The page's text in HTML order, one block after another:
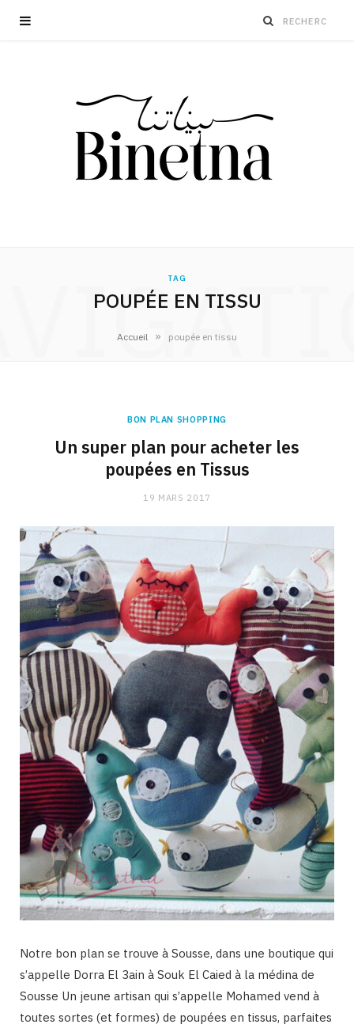
TAG
POUPÉE EN TISSU
Accueil » poupée en tissu
BON PLAN SHOPPING
Un super plan pour acheter les
poupées en Tissus
19 MARS 2017
Notre bon plan se trouve à Sousse, dans une boutique qui
s’appelle Dorra El 3ain à Souk El Caied à la médina de
Sousse Un jeune artisan qui s’appelle Mohamed vend à
toutes sortes (et formes) de poupées en tissus, parfaites